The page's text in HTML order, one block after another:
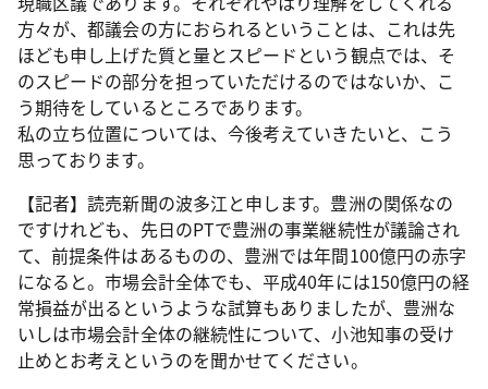
方々が、都議会の方におられるということは、これは先
ほども申し上げた質と量とスピードという観点では、そ
のスピードの部分を担っていただけるのではないか、こ
う期待をしているところであります。
私の立ち位置については、今後考えていきたいと、こう
思っております。
【記者】読売新聞の波多江と申します。豊洲の関係なの
ですけれども、先日のPTで豊洲の事業継続性が議論され
て、前提条件はあるものの、豊洲では年間100億円の赤字
になると。市場会計全体でも、平成40年には150億円の経
常損益が出るというような試算もありましたが、豊洲な
いしは市場会計全体の継続性について、小池知事の受け
止めとお考えというのを聞かせてください。